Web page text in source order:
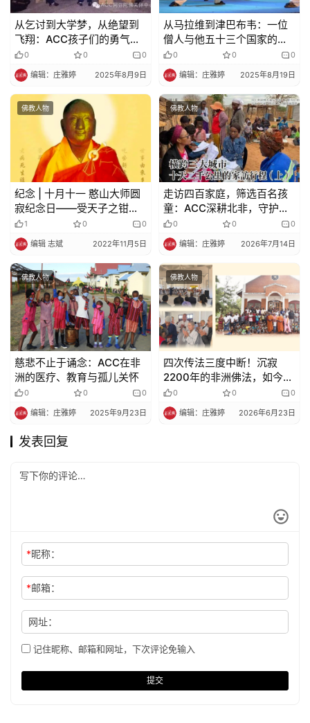
​​从乞讨到大学梦，从绝望到
飞翔：ACC孩子们的勇气与
梦想​​
0 0 0
编辑：庄雅婷 2025年8月9日
从马拉维到津巴布韦：一位
僧人与他五十三个国家的教
育救赎​​
0 0 0
编辑：庄雅婷 2025年8月19日
佛教人物
纪念 | 十月十一 憨山大师圆
寂纪念日——受天子之钳锤
为佛祖之标榜
1 0 0
编辑 志斌 2022年11月5日
佛教人物
走访四百家庭，筛选百名孩
童：ACC深耕北非，守护每
一份微光（上）
0 0 0
编辑：庄雅婷 2026年7月14日
佛教人物
慈悲不止于诵念：ACC在非
洲的医疗、教育与孤儿关怀​​
0 0 0
编辑：庄雅婷 2025年9月23日
佛教人物
四次传法三度中断！沉寂
2200年的非洲佛法，如今终
于开花
0 0 0
编辑：庄雅婷 2026年6月23日
发表回复
*昵称：
*邮箱：
网址：
记住昵称、邮箱和网址，下次评论免输入
提交